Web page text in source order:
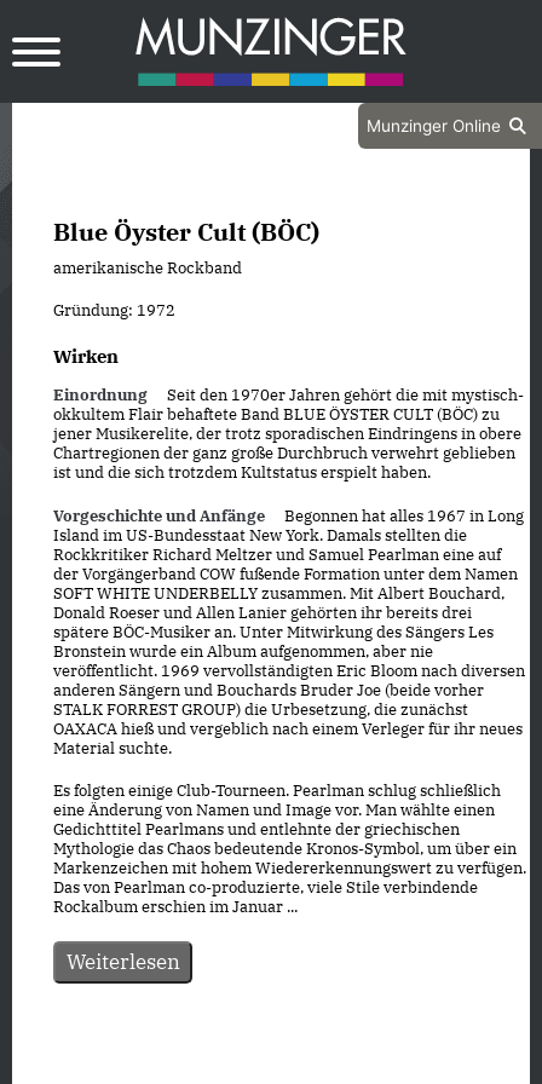
Munzinger Online
Blue Öyster Cult (BÖC)
amerikanische Rockband
Gründung: 1972
Wirken
Einordnung
Seit den 1970er Jahren gehört die mit mystisch-
okkultem Flair behaftete Band BLUE ÖYSTER CULT (BÖC) zu
jener Musikerelite, der trotz sporadischen Eindringens in obere
Chartregionen der ganz große Durchbruch verwehrt geblieben
ist und die sich trotzdem Kultstatus erspielt haben.
Vorgeschichte und Anfänge
Begonnen hat alles 1967 in Long
Island im US-Bundesstaat New York. Damals stellten die
Rockkritiker Richard Meltzer und Samuel Pearlman eine auf
der Vorgängerband COW fußende Formation unter dem Namen
SOFT WHITE UNDERBELLY zusammen. Mit Albert Bouchard,
Donald Roeser und Allen Lanier gehörten ihr bereits drei
spätere BÖC-Musiker an. Unter Mitwirkung des Sängers Les
Bronstein wurde ein Album aufgenommen, aber nie
veröffentlicht. 1969 vervollständigten Eric Bloom nach diversen
anderen Sängern und Bouchards Bruder Joe (beide vorher
STALK FORREST GROUP) die Urbesetzung, die zunächst
OAXACA hieß und vergeblich nach einem Verleger für ihr neues
Material suchte.
Es folgten einige Club-Tourneen. Pearlman schlug schließlich
eine Änderung von Namen und Image vor. Man wählte einen
Gedichttitel Pearlmans und entlehnte der griechischen
Mythologie das Chaos bedeutende Kronos-Symbol, um über ein
Markenzeichen mit hohem Wiedererkennungswert zu verfügen.
Das von Pearlman co-produzierte, viele Stile verbindende
Rockalbum erschien im Januar ...
Weiterlesen